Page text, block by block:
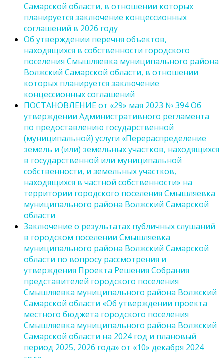
Самарской области, в отношении которых
планируется заключение концессионных
соглашений в 2026 году
Об утверждении перечня объектов,
находящихся в собственности городского
поселения Смышляевка муниципального района
Волжский Самарской области, в отношении
которых планируется заключение
концессионных соглашений
ПОСТАНОВЛЕНИЕ от «29» мая 2023 № 394 Об
утверждении Административного регламента
по предоставлению государственной
(муниципальной) услуги «Перераспределение
земель и (или) земельных участков, находящихся
в государственной или муниципальной
собственности, и земельных участков,
находящихся в частной собственности» на
территории городского поселения Смышляевка
муниципального района Волжский Самарской
области
Заключение о результатах публичных слушаний
в городском поселении Смышляевка
муниципального района Волжский Самарской
области по вопросу рассмотрения и
утверждения Проекта Решения Собрания
представителей городского поселения
Смышляевка муниципального района Волжский
Самарской области «Об утверждении проекта
местного бюджета городского поселения
Смышляевка муниципального района Волжский
Самарской области на 2024 год и плановый
период 2025, 2026 года» от «10» декабря 2024